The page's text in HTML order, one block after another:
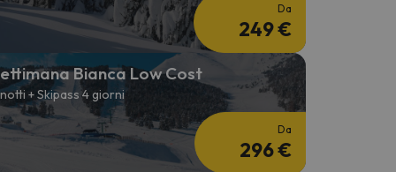
Da
249 €
Bianca Low Cost
+ Skipass 4 giorni
Da
296 €